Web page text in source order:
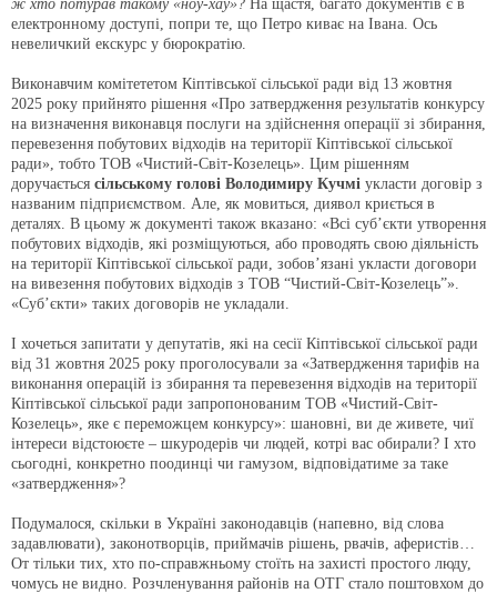
ж хто потурав такому «ноу-хау»? На щастя, багато документів є в
електронному доступі, попри те, що Петро киває на Івана. Ось
невеличкий екскурс у бюрократію.
Виконавчим комітететом Кіптівської сільської ради від 13 жовтня
2025 року прийнято рішення «Про затвердження результатів конкурсу
на визначення виконавця послуги на здійснення операції зі збирання,
перевезення побутових відходів на території Кіптівської сільської
ради», тобто ТОВ «Чистий-Світ-Козелець». Цим рішенням
доручається сільському голові Володимиру Кучмі укласти договір з
названим підприємством. Але, як мовиться, диявол криється в
деталях. В цьому ж документі також вказано: «Всі суб’єкти утворення
побутових відходів, які розміщуються, або проводять свою діяльність
на території Кіптівської сільської ради, зобов’язані укласти договори
на вивезення побутових відходів з ТОВ “Чистий-Світ-Козелець”».
«Суб’єкти» таких договорів не укладали.
І хочеться запитати у депутатів, які на сесії Кіптівської сільської ради
від 31 жовтня 2025 року проголосували за «Затвердження тарифів на
виконання операцій із збирання та перевезення відходів на території
Кіптівської сільської ради запропонованим ТОВ «Чистий-Світ-
Козелець», яке є переможцем конкурсу»: шановні, ви де живете, чиї
інтереси відстоюєте – шкуродерів чи людей, котрі вас обирали? І хто
сьогодні, конкретно поодинці чи гамузом, відповідатиме за таке
«затвердження»?
Подумалося, скільки в Україні законодавців (напевно, від слова
задавлювати), законотворців, приймачів рішень, рвачів, аферистів…
От тільки тих, хто по-справжньому стоїть на захисті простого люду,
чомусь не видно. Розчленування районів на ОТГ стало поштовхом до